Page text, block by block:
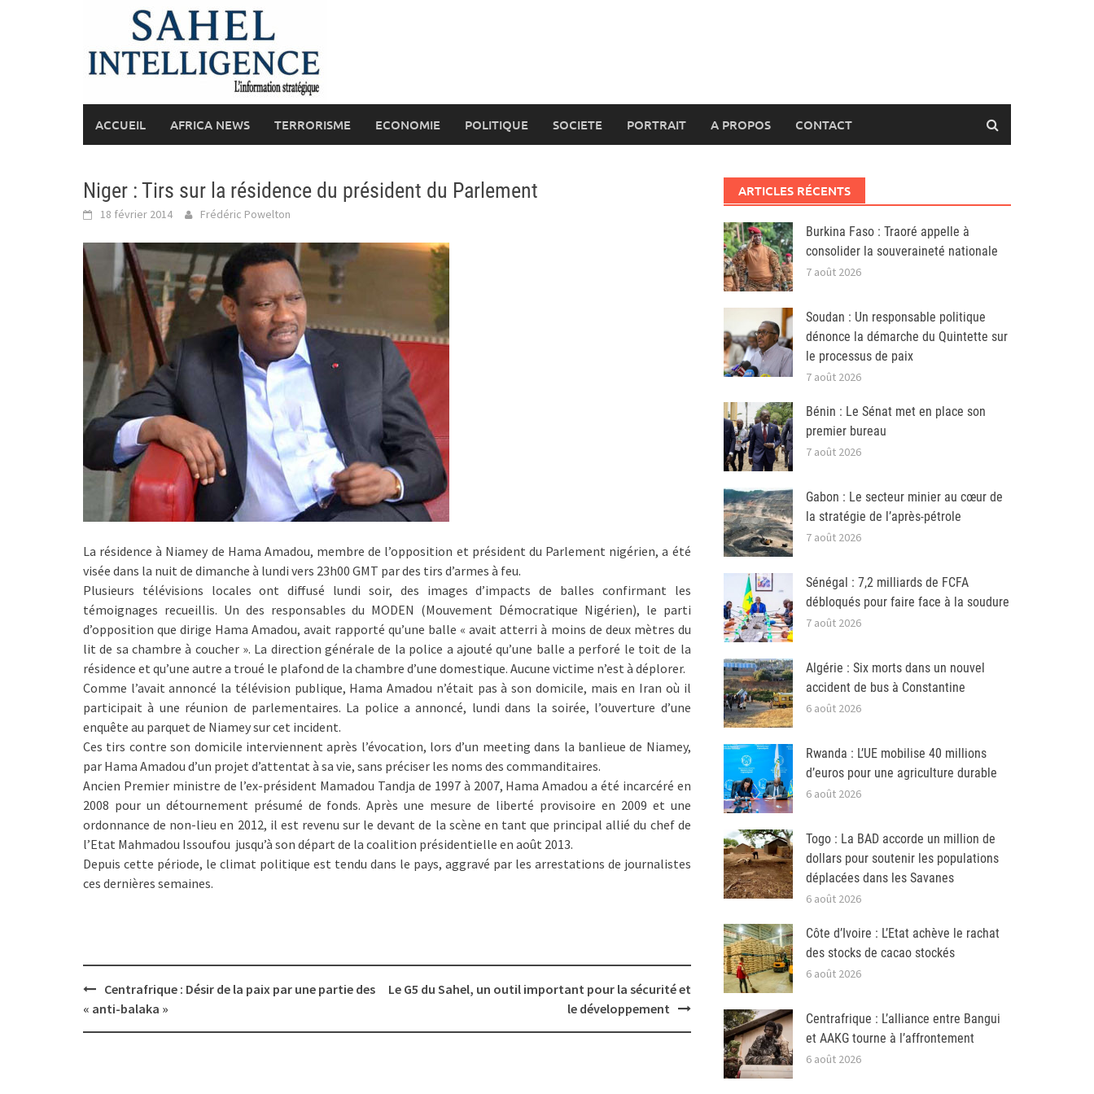
ACCUEIL AFRICA NEWS TERRORISME ECONOMIE POLITIQUE SOCIETE PORTRAIT A PROPOS CONTACT
Niger : Tirs sur la résidence du président du Parlement
18 février 2014 Frédéric Powelton
La résidence à Niamey de Hama Amadou, membre de l’opposition et président du Parlement nigérien, a été
visée dans la nuit de dimanche à lundi vers 23h00 GMT par des tirs d’armes à feu.
Plusieurs télévisions locales ont diffusé lundi soir, des images d’impacts de balles confirmant les
témoignages recueillis. Un des responsables du MODEN (Mouvement Démocratique Nigérien), le parti
d’opposition que dirige Hama Amadou, avait rapporté qu’une balle « avait atterri à moins de deux mètres du
lit de sa chambre à coucher ». La direction générale de la police a ajouté qu’une balle a perforé le toit de la
résidence et qu’une autre a troué le plafond de la chambre d’une domestique. Aucune victime n’est à déplorer.
Comme l’avait annoncé la télévision publique, Hama Amadou n’était pas à son domicile, mais en Iran où il
participait à une réunion de parlementaires. La police a annoncé, lundi dans la soirée, l’ouverture d’une
enquête au parquet de Niamey sur cet incident.
Ces tirs contre son domicile interviennent après l’évocation, lors d’un meeting dans la banlieue de Niamey,
par Hama Amadou d’un projet d’attentat à sa vie, sans préciser les noms des commanditaires.
Ancien Premier ministre de l’ex-président Mamadou Tandja de 1997 à 2007, Hama Amadou a été incarcéré en
2008 pour un détournement présumé de fonds. Après une mesure de liberté provisoire en 2009 et une
ordonnance de non-lieu en 2012, il est revenu sur le devant de la scène en tant que principal allié du chef de
l’Etat Mahmadou Issoufou jusqu’à son départ de la coalition présidentielle en août 2013.
Depuis cette période, le climat politique est tendu dans le pays, aggravé par les arrestations de journalistes
ces dernières semaines.
Post
navigation
Centrafrique : Désir de la paix par une partie des
« anti-balaka »
Le G5 du Sahel, un outil important pour la sécurité et
le développement
ARTICLES RÉCENTS
Burkina Faso : Traoré appelle à
consolider la souveraineté nationale
7 août 2026
Soudan : Un responsable politique
dénonce la démarche du Quintette sur
le processus de paix
7 août 2026
Bénin : Le Sénat met en place son
premier bureau
7 août 2026
Gabon : Le secteur minier au cœur de
la stratégie de l’après-pétrole
7 août 2026
Sénégal : 7,2 milliards de FCFA
débloqués pour faire face à la soudure
7 août 2026
Algérie : Six morts dans un nouvel
accident de bus à Constantine
6 août 2026
Rwanda : L’UE mobilise 40 millions
d’euros pour une agriculture durable
6 août 2026
Togo : La BAD accorde un million de
dollars pour soutenir les populations
déplacées dans les Savanes
6 août 2026
Côte d’Ivoire : L’Etat achève le rachat
des stocks de cacao stockés
6 août 2026
Centrafrique : L’alliance entre Bangui
et AAKG tourne à l’affrontement
6 août 2026